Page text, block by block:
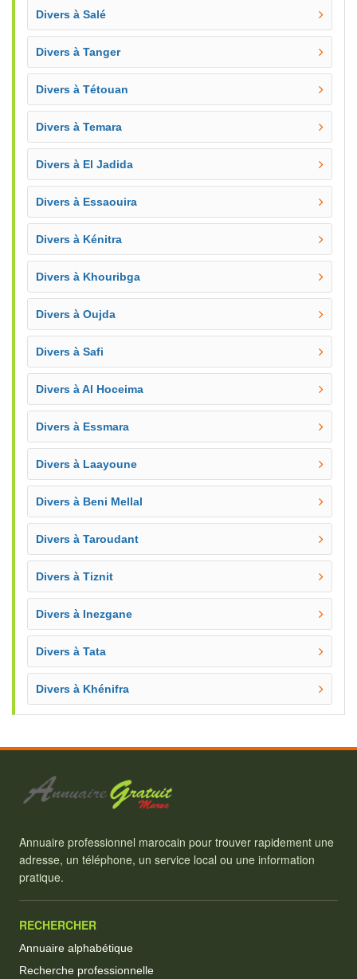
Divers à Salé
Divers à Tanger
Divers à Tétouan
Divers à Temara
Divers à El Jadida
Divers à Essaouira
Divers à Kénitra
Divers à Khouribga
Divers à Oujda
Divers à Safi
Divers à Al Hoceima
Divers à Essmara
Divers à Laayoune
Divers à Beni Mellal
Divers à Taroudant
Divers à Tiznit
Divers à Inezgane
Divers à Tata
Divers à Khénifra
Annuaire professionnel marocain pour trouver rapidement une
adresse, un téléphone, un service local ou une information
pratique.
RECHERCHER
Annuaire alphabétique
Recherche professionnelle